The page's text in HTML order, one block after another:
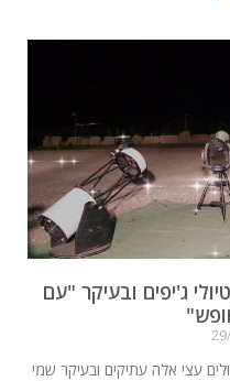
ג'יפים ובעיקר "עם
עצי אלה עתיקים ובעיקר שמי